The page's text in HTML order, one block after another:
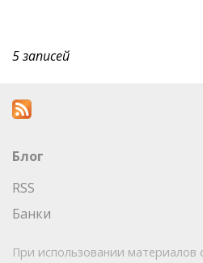
5 записей
Блог
RSS
Банки
При использовании материалов